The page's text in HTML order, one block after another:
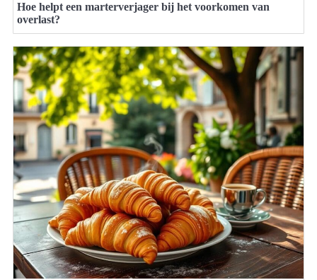
Hoe helpt een marterverjager bij het voorkomen van
overlast?